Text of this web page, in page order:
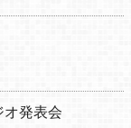
発表会